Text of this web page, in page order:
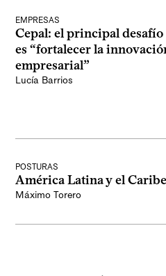
EMPRESAS
Cepal: el principal
es “fortalecer la
empresarial”
Lucía Barrios
POSTURAS
América Latina y el
Máximo Torero